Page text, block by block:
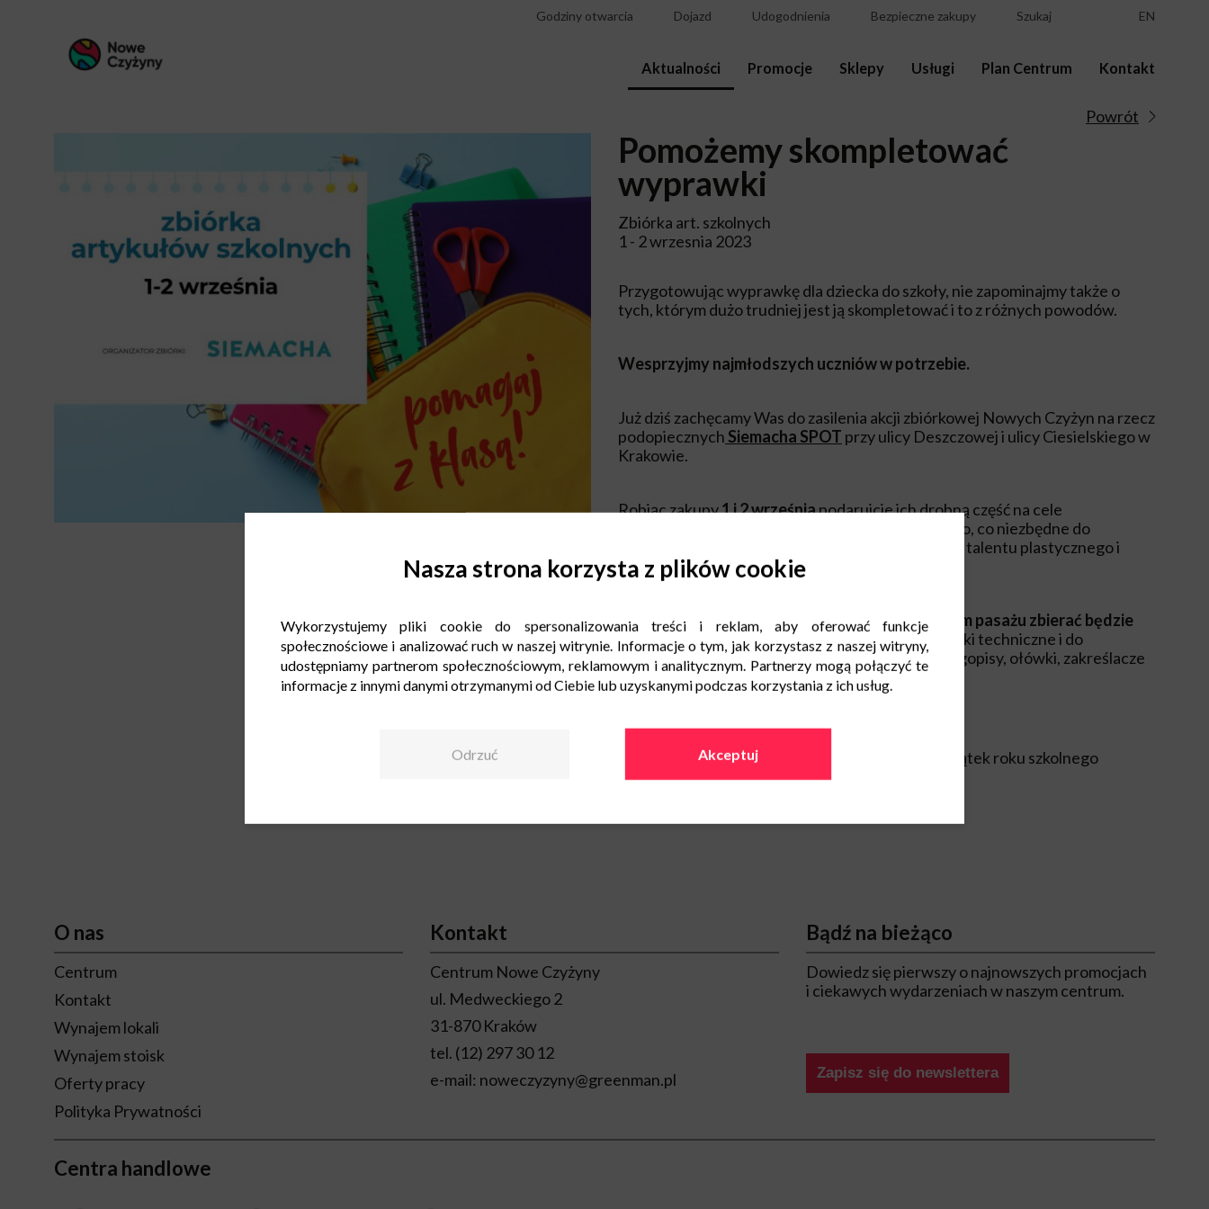
Godziny otwarcia Dojazd Udogodnienia Bezpieczne zakupy Szukaj EN
Aktualności Promocje Sklepy Usługi Plan Centrum Kontakt
Powrót
Pomożemy skompletować
wyprawki
Zbiórka art. szkolnych
1 - 2 wrzesnia 2023
Przygotowując wyprawkę dla dziecka do szkoły, nie zapominajmy także o
tych, którym dużo trudniej jest ją skompletować i to z różnych powodów.
Wesprzyjmy najmłodszych uczniów w potrzebie.
Już dziś zachęcamy Was do zasilenia akcji zbiórkowej Nowych Czyżyn na rzecz
podopiecznych Siemacha SPOT przy ulicy Deszczowej i ulicy Ciesielskiego w
Krakowie.
Robiąc zakupy1 i 2 wrześniapodarujcie ich drobną część na cele
charytatywne. Potrzebne jest dosłownie wszystko, co niezbędne do
odrabiania lekcji w nowym roku szkolnym, rozwoju talentu plastycznego i
codziennej nauki.
W specjalnie przygotowanym punkcie na naszym pasażu zbierać będzie
m.in.:zeszyty w kratkę i linię (60-cio kartkowe), bloki techniczne i do
rysowania, kolorowy papier, pisaki i flamastry, długopisy, ołówki, zakreślacze
a także kolorowy papier ksero.
Liczymy na Wasze ogromne serce!
Wspólnie sprawmy, aby dla każdego dziecka początek roku szkolnego
przyniósł pełny plecak!
O nas
Centrum
Kontakt
Wynajem lokali
Wynajem stoisk
Oferty pracy
Polityka Prywatności
Kontakt
Centrum Nowe Czyżyny
ul. Medweckiego 2
31-870 Kraków
tel. (12) 297 30 12
e-mail: noweczyzyny@greenman.pl
Bądź na bieżąco
Dowiedz się pierwszy o najnowszych promocjach
i ciekawych wydarzeniach w naszym centrum.
Zapisz się do newslettera
Centra handlowe
Nasza strona korzysta z plików cookie
Wykorzystujemy pliki cookie do spersonalizowania treści i reklam, aby oferować funkcje
społecznościowe i analizować ruch w naszej witrynie. Informacje o tym, jak korzystasz z naszej witryny,
udostępniamy partnerom społecznościowym, reklamowym i analitycznym. Partnerzy mogą połączyć te
informacje z innymi danymi otrzymanymi od Ciebie lub uzyskanymi podczas korzystania z ich usług.
Odrzuć Akceptuj